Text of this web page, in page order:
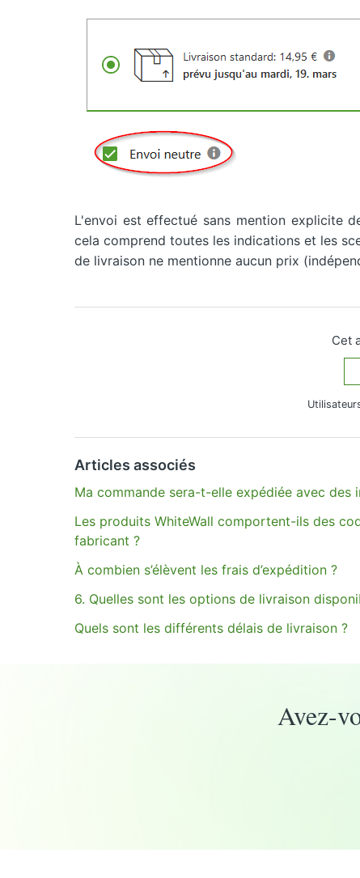
L'envoi est effectué sans mention explicite
cela comprend toutes les indications et les
de livraison ne mentionne aucun prix
Cet
Articles associés
Ma commande sera-t-elle expédiée avec des
Les produits WhiteWall comportent-ils des
fabricant ?
À combien s’élèvent les frais d’expédition ?
6. Quelles sont les options de livraison
Quels sont les différents délais de livraison ?
Avez-